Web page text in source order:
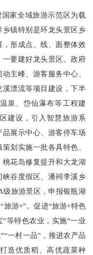
家全域旅游示范区为载
镇特别是环龙头景区乡
形成点、线、面整体效
要建好龙头景区。政府
主峰、游客服务中心、
漂流等项目建设，下半
泉、岱仙瀑布等工程建
建设，引入智慧旅游系
展示中心、游客停车场
划实施一批各具特色、
花岛修复提升和大龙湖
谷度假区、潘祠李溪乡
旅游景区，申报银瓶湖
游+”。促进“旅游+特色
等特色农业，实施“一业
一村一品”，推进农产品
造优质稻、高优蔬菜种